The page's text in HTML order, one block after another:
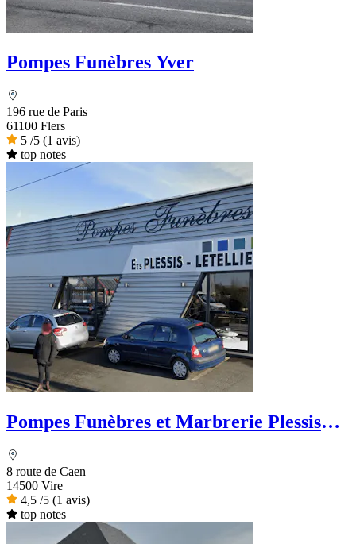
Pompes Funèbres Yver
196 rue de Paris
61100 Flers
5 /5 (1 avis)
top notes
Pompes Funèbres et Marbrerie Plessis
8 route de Caen
14500 Vire
4,5 /5 (1 avis)
top notes